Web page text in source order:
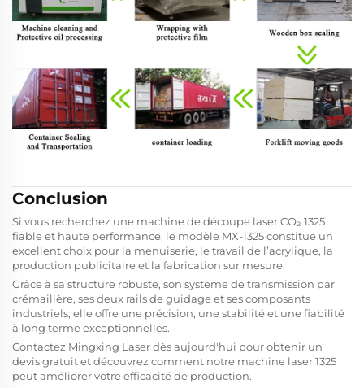
Conclusion
Si vous recherchez une machine de découpe laser CO₂ 1325
fiable et haute performance, le modèle MX-1325 constitue un
excellent choix pour la menuiserie, le travail de l’acrylique, la
production publicitaire et la fabrication sur mesure.
Grâce à sa structure robuste, son système de transmission par
crémaillère, ses deux rails de guidage et ses composants
industriels, elle offre une précision, une stabilité et une fiabilité
à long terme exceptionnelles.
Contactez Mingxing Laser dès aujourd'hui pour obtenir un
devis gratuit et découvrez comment notre machine laser 1325
peut améliorer votre efficacité de production.